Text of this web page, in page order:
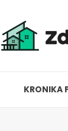
KRONIKA